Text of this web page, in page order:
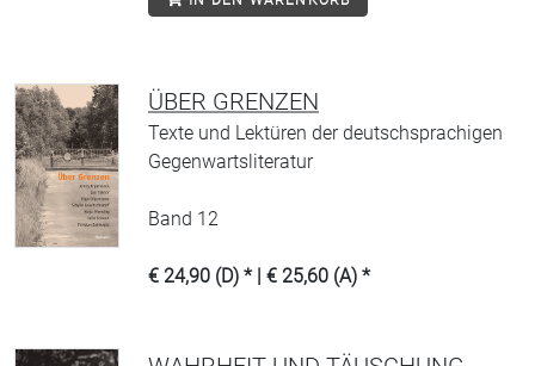
ÜBER GRENZEN
Texte und Lektüren der deutschsprachigen
Gegenwartsliteratur
Band 12
€ 24,90 (D) * | € 25,60 (A) *